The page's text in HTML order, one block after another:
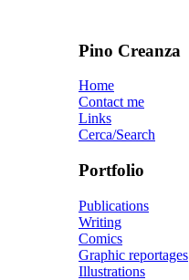
Pino Creanza
Home
Contact me
Links
Cerca/Search
Portfolio
Publications
Writing
Comics
Graphic reportages
Illustrations